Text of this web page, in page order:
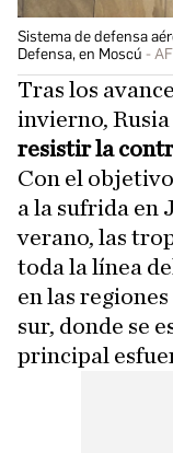
Sistema de defensa
Defensa, en Moscú
Tras los
invierno,
resistir la
Con el
a la sufrida en
verano, las
toda la línea
en las regiones
sur, donde se
principal